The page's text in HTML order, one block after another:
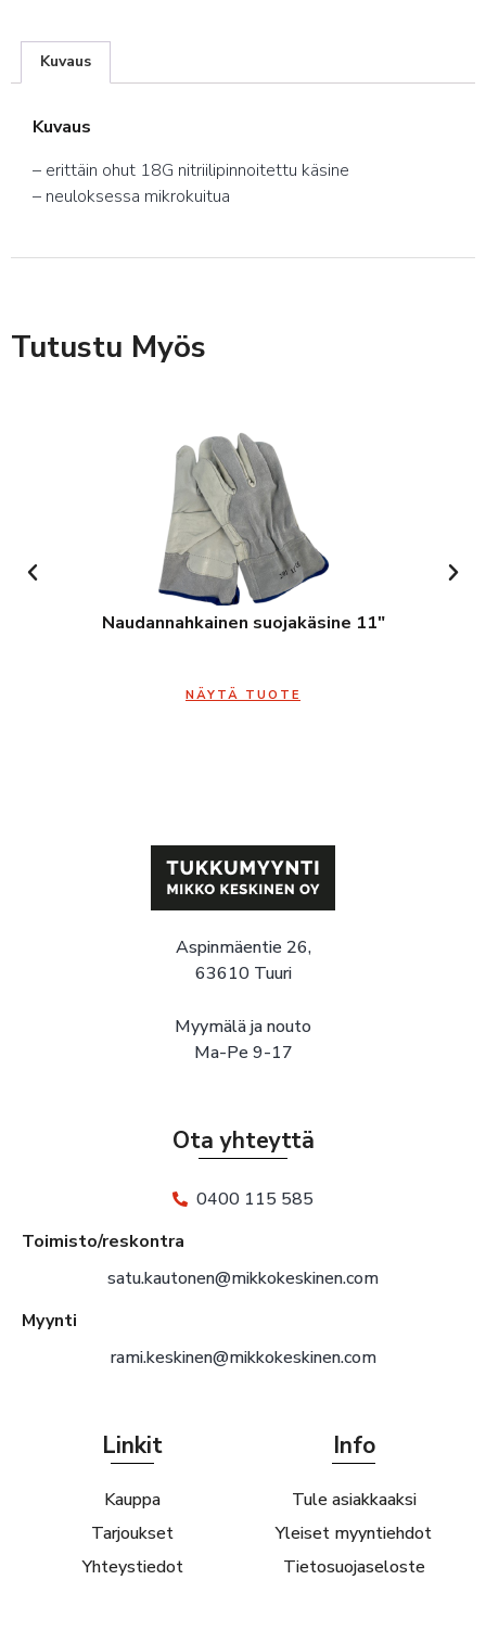
Kuvaus
Kuvaus
– erittäin ohut 18G nitriilipinnoitettu käsine
– neuloksessa mikrokuitua
Tutustu Myös
Naudannahkainen suojakäsine 11″
NÄYTÄ TUOTE
Aspinmäentie 26,
63610 Tuuri
Myymälä ja nouto
Ma-Pe 9-17
Ota yhteyttä
0400 115 585
Toimisto/reskontra
satu.kautonen@mikkokeskinen.com
Myynti
rami.keskinen@mikkokeskinen.com
Linkit
Kauppa
Tarjoukset
Yhteystiedot
Info
Tule asiakkaaksi
Yleiset myyntiehdot
Tietosuojaseloste